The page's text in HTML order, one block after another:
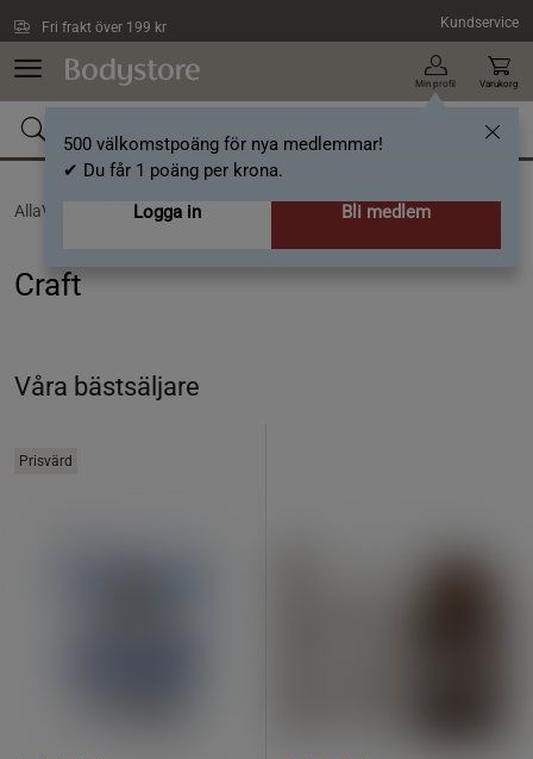
Fri frakt över 199 kr Kundservice
Min profil
500 välkomstpoäng för nya medlemmar!
✔ Du får 1 poäng per krona.
Logga in
Bli medlem
Varukorg
AllaVarumärken /Craft
Craft
Våra bästsäljare
Prisvärd